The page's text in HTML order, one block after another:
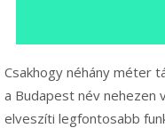
Csakhogy néhány méter
a Budapest név nehezen
elveszíti legfontosabb